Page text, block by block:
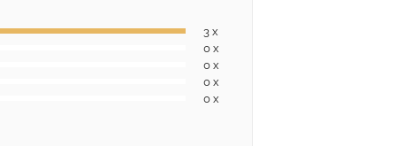
3 x
0 x
0 x
0 x
0 x